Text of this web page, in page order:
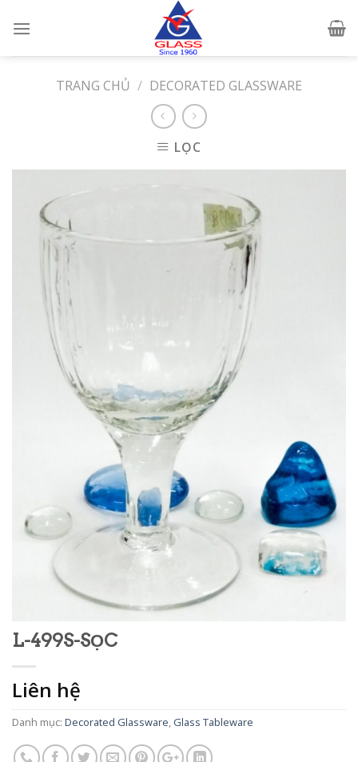
TRANG CHỦ / DECORATED GLASSWARE
LỌC
L-499S-SỌC
Liên hệ
Danh mục: Decorated Glassware, Glass Tableware